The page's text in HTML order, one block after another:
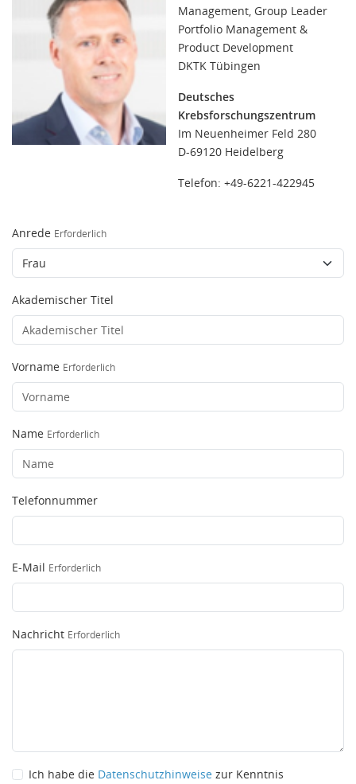
Management, Group Leader
Portfolio Management &
Product Development
DKTK Tübingen
Deutsches
Krebsforschungszentrum
Im Neuenheimer Feld 280
D-69120 Heidelberg
Telefon: +49-6221-422945
Anrede Erforderlich
Akademischer Titel
Vorname Erforderlich
Name Erforderlich
Telefonnummer
E-Mail Erforderlich
Nachricht Erforderlich
Ich habe die Datenschutzhinweise zur Kenntnis